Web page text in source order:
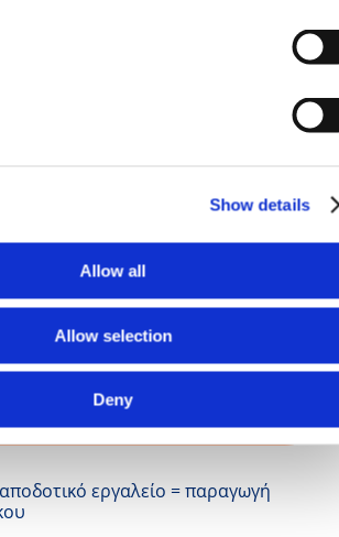
Show details
Allow all
Allow selection
Deny
εργαλείο = παραγωγή